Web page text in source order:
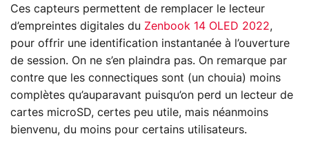
Ces capteurs permettent de remplacer le lecteur
d’empreintes digitales du Zenbook 14 OLED 2022,
pour offrir une identification instantanée à l’ouverture
de session. On ne s’en plaindra pas. On remarque par
contre que les connectiques sont (un chouia) moins
complètes qu’auparavant puisqu’on perd un lecteur de
cartes microSD, certes peu utile, mais néanmoins
bienvenu, du moins pour certains utilisateurs.